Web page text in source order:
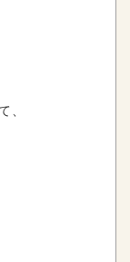
、